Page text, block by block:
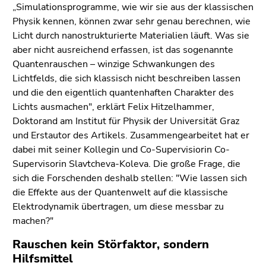
„Simulationsprogramme, wie wir sie aus der klassischen
Physik kennen, können zwar sehr genau berechnen, wie
Licht durch nanostrukturierte Materialien läuft. Was sie
aber nicht ausreichend erfassen, ist das sogenannte
Quantenrauschen – winzige Schwankungen des
Lichtfelds, die sich klassisch nicht beschreiben lassen
und die den eigentlich quantenhaften Charakter des
Lichts ausmachen", erklärt Felix Hitzelhammer,
Doktorand am Institut für Physik der Universität Graz
und Erstautor des Artikels. Zusammengearbeitet hat er
dabei mit seiner Kollegin und Co-Supervisiorin Co-
Supervisorin Slavtcheva-Koleva. Die große Frage, die
sich die Forschenden deshalb stellen: "Wie lassen sich
die Effekte aus der Quantenwelt auf die klassische
Elektrodynamik übertragen, um diese messbar zu
machen?"
Rauschen kein Störfaktor, sondern
Hilfsmittel